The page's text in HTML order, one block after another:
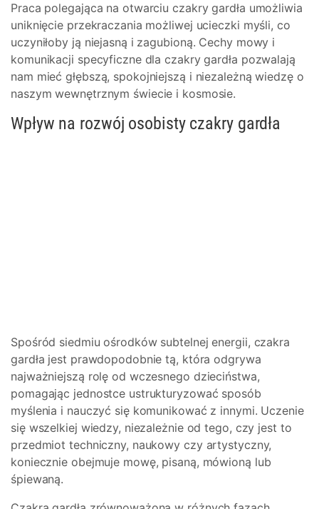
Praca polegająca na otwarciu czakry gardła umożliwia
uniknięcie przekraczania możliwej ucieczki myśli, co
uczyniłoby ją niejasną i zagubioną. Cechy mowy i
komunikacji specyficzne dla czakry gardła pozwalają
nam mieć głębszą, spokojniejszą i niezależną wiedzę o
naszym wewnętrznym świecie i kosmosie.
Wpływ na rozwój osobisty czakry gardła
Spośród siedmiu ośrodków subtelnej energii, czakra
gardła jest prawdopodobnie tą, która odgrywa
najważniejszą rolę od wczesnego dzieciństwa,
pomagając jednostce ustrukturyzować sposób
myślenia i nauczyć się komunikować z innymi. Uczenie
się wszelkiej wiedzy, niezależnie od tego, czy jest to
przedmiot techniczny, naukowy czy artystyczny,
koniecznie obejmuje mowę, pisaną, mówioną lub
śpiewaną.